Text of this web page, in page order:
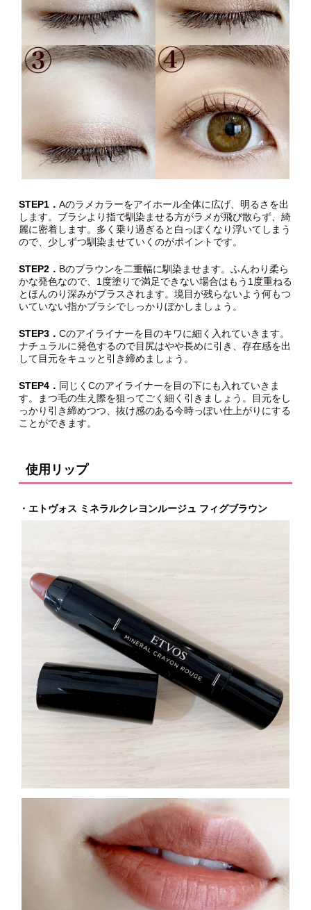
STEP1． Aのラメカラーをアイホール全体に広げ、明るさを出
します。ブラシより指で馴染ませる方がラメが飛び散らず、綺
麗に密着します。多く乗り過ぎると白っぽくなり浮いてしまう
ので、少しずつ馴染ませていくのがポイントです。
STEP2． Bのブラウンを二重幅に馴染ませます。ふんわり柔ら
かな発色なので、1度塗りで満足できない場合はもう1度重ねる
とほんのり深みがプラスされます。境目が残らないよう何もつ
いていない指かブラシでしっかりぼかしましょう。
STEP3． Cのアイライナーを目のキワに細く入れていきます。
ナチュラルに発色するので目尻はやや長めに引き、存在感を出
して目元をキュッと引き締めましょう。
STEP4． 同じくCのアイライナーを目の下にも入れていきま
す。まつ毛の生え際を狙ってごく細く引きましょう。目元をし
っかり引き締めつつ、抜け感のある今時っぽい仕上がりにする
ことができます。
使用リップ
・エトヴォス ミネラルクレヨンルージュ フィグブラウン